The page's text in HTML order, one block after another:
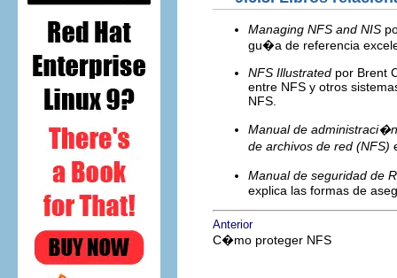
Managing NFS and NIS
gu�a de referencia
NFS Illustrated por Brent
entre NFS y otros
NFS.
Manual de
de archivos de red (NFS)
Manual de seguridad de
explica las formas de
Anterior
C�mo proteger NFS